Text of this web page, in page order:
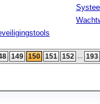
149 150 151 152 ... 193